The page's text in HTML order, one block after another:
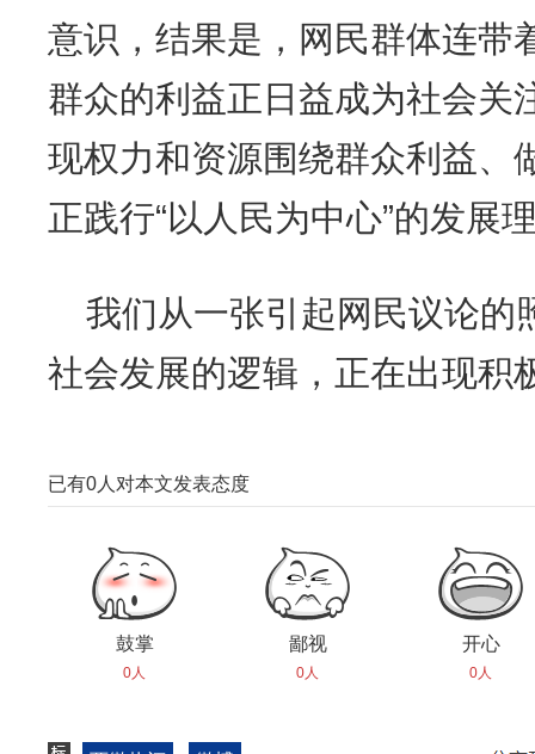
意识，结果是，网民群体连带
群众的利益正日益成为社会关
现权力和资源围绕群众利益、
正践行“以人民为中心”的发展
我们从一张引起网民议论的
社会发展的逻辑，正在出现积
已有0 人对本文发表态度
鼓掌
0人
鄙视
0人
开心
0人